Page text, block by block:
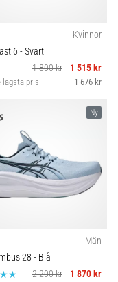
Kvinnor
6 - Svart
1 800 kr
1 515 kr
lägsta pris 1 676 kr
Ny
Män
28 - Blå
2 200 kr
1 870 kr